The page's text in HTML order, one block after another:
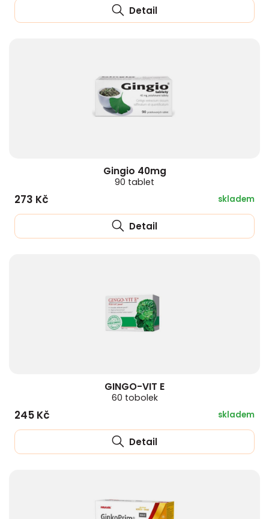
Detail
Gingio 40mg
90 tablet
273 Kč skladem
Detail
GINGO-VIT E
60 tobolek
245 Kč skladem
Detail